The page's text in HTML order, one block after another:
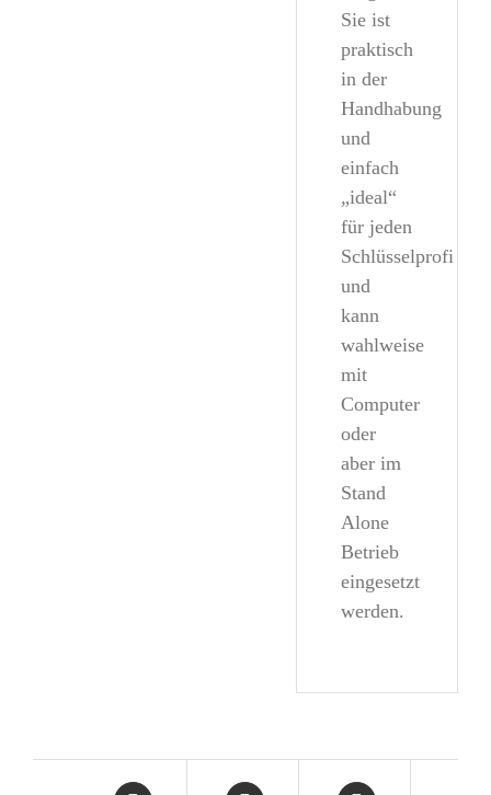
Sie ist
praktisch
in der
Handhabung
und
einfach
„ideal“
für jeden
Schlüsselprofi
und
kann
wahlweise
mit
Computer
oder
aber im
Stand
Alone
Betrieb
eingesetzt
werden.